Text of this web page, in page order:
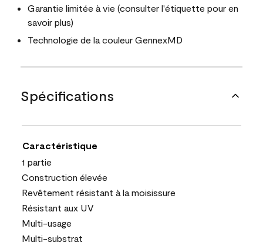
Garantie limitée à vie (consulter l'étiquette pour en
savoir plus)
Technologie de la couleur GennexMD
Spécifications
Caractéristique
1 partie
Construction élevée
Revêtement résistant à la moisissure
Résistant aux UV
Multi-usage
Multi-substrat